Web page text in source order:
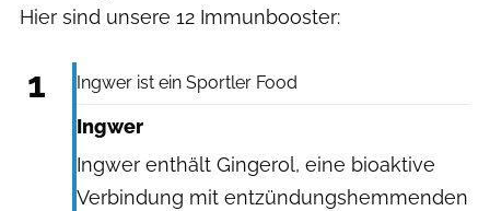
Hier sind unsere 12 Immunbooster:
1 Ingwer ist ein Sportler Food
Ingwer
Ingwer enthält Gingerol, eine bioaktive
Verbindung mit entzündungshemmenden